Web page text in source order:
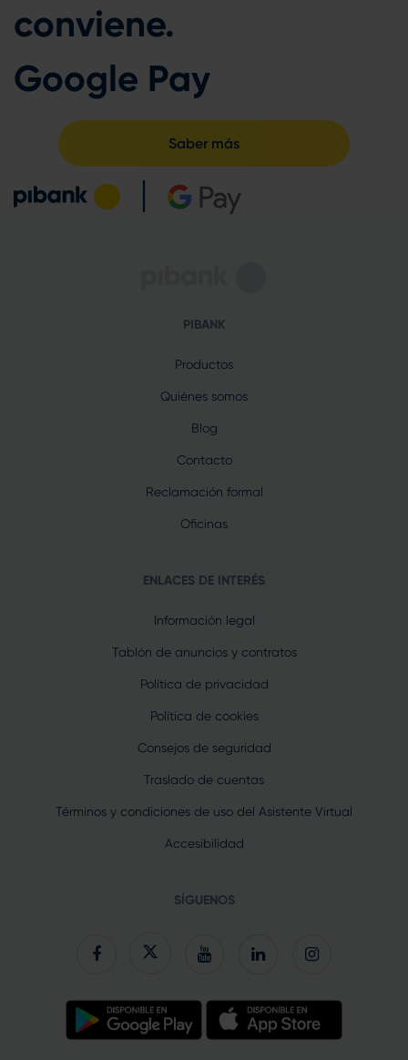
conviene.
Google Pay
Saber más
PIBANK
Productos
Quiénes somos
Blog
Contacto
Reclamación formal
Oficinas
ENLACES DE INTERÉS
Información legal
Tablón de anuncios y contratos
Política de privacidad
Política de cookies
Consejos de seguridad
Traslado de cuentas
Términos y condiciones de uso del Asistente Virtual
Accesibilidad
SÍGUENOS